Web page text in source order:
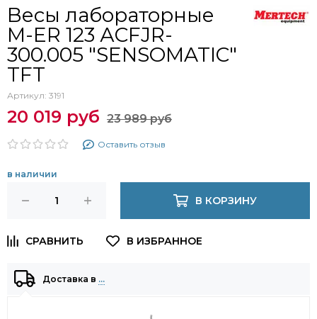
Весы лабораторные
M-ER 123 АCFJR-
300.005 "SENSOMATIC"
TFT
Артикул: 3191
20 019 руб 23 989 руб
Оставить отзыв
в наличии
В КОРЗИНУ
Доставка в …